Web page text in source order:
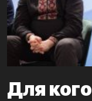
Для кого